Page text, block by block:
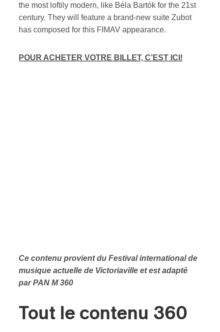
the most loftily modern, like Béla Bartók for the 21st
century. They will feature a brand-new suite Zubot
has composed for this FIMAV appearance.
POUR ACHETER VOTRE BILLET, C’EST ICI!
Ce contenu provient du Festival international de
musique actuelle de Victoriaville et est adapté
par PAN M 360
Tout le contenu 360